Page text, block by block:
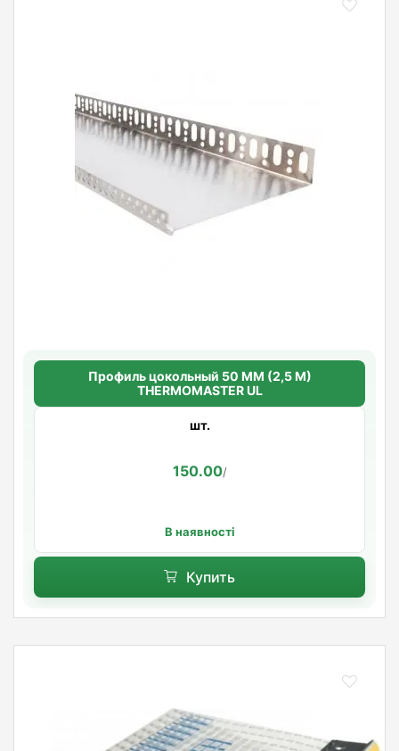
Профиль цокольный 50 ММ (2,5 М)
THERMOMASTER UL
шт.
150.00/
В наявності
Купить